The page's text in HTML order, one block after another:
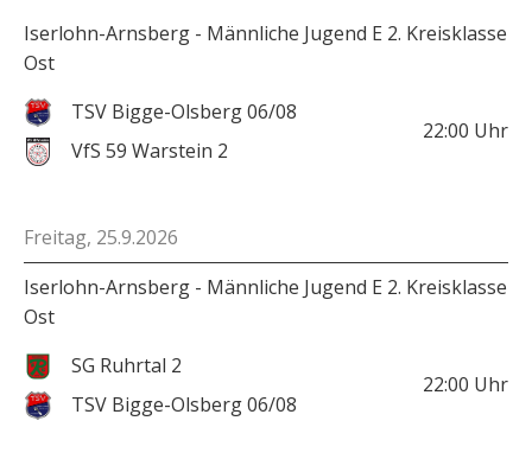
Iserlohn-Arnsberg - Männliche Jugend E 2. Kreisklasse
Ost
TSV Bigge-Olsberg 06/08
VfS 59 Warstein 2
22:00 Uhr
Freitag, 25.9.2026
Iserlohn-Arnsberg - Männliche Jugend E 2. Kreisklasse
Ost
SG Ruhrtal 2
TSV Bigge-Olsberg 06/08
22:00 Uhr